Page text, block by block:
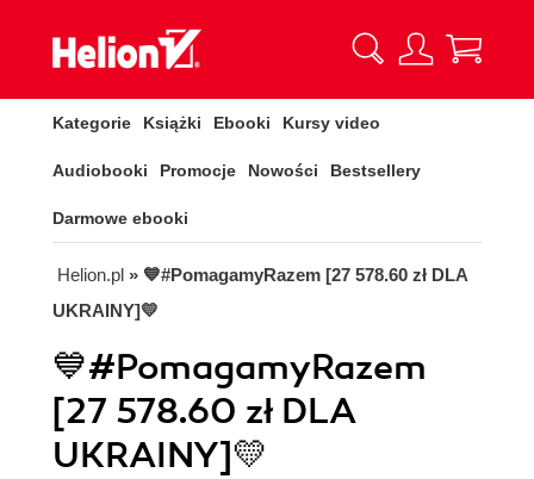
Kategorie Książki Ebooki Kursy video
Audiobooki Promocje Nowości Bestsellery
Darmowe ebooki
Helion.pl » 💙#PomagamyRazem [27 578.60 zł DLA
UKRAINY]💛
💙#PomagamyRazem
[27 578.60 zł DLA
UKRAINY]💛